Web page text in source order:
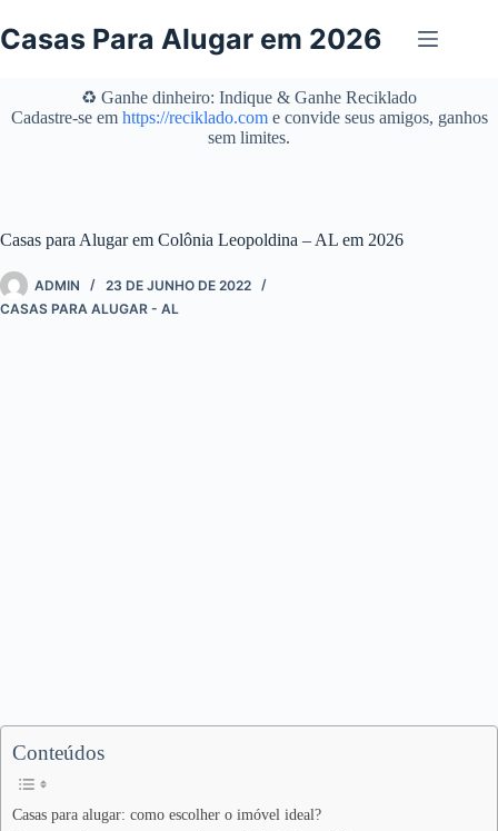
para
oCasas Para Alugar em 2026
♻️ Ganhe dinheiro: Indique & Ganhe Reciklado
Cadastre-se em https://reciklado.come convide seus amigos, ganhos
sem limites.
Casas para Alugar em Colônia Leopoldina – AL em 2026
ADMIN
23 DE JUNHO DE 2022
CASAS PARA ALUGAR - AL
Conteúdos
Casas para alugar: como escolher o imóvel ideal?